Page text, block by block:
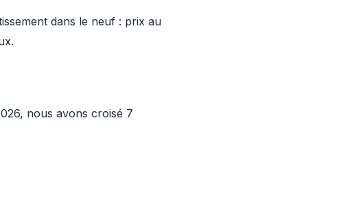
dans le neuf : prix au
nous avons croisé 7